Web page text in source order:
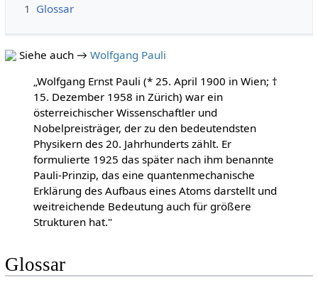
1 Glossar
Siehe auch → Wolfgang Pauli
„Wolfgang Ernst Pauli (* 25. April 1900 in Wien; †
15. Dezember 1958 in Zürich) war ein
österreichischer Wissenschaftler und
Nobelpreisträger, der zu den bedeutendsten
Physikern des 20. Jahrhunderts zählt. Er
formulierte 1925 das später nach ihm benannte
Pauli-Prinzip, das eine quantenmechanische
Erklärung des Aufbaus eines Atoms darstellt und
weitreichende Bedeutung auch für größere
Strukturen hat."
Glossar